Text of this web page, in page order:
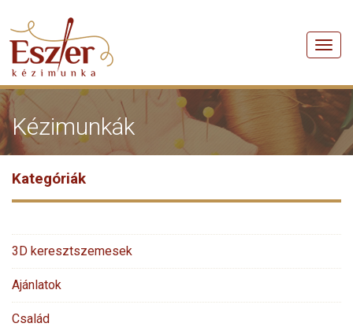
Menü
Kézimunkák
Kategóriák
3D keresztszemesek
Ajánlatok
Család